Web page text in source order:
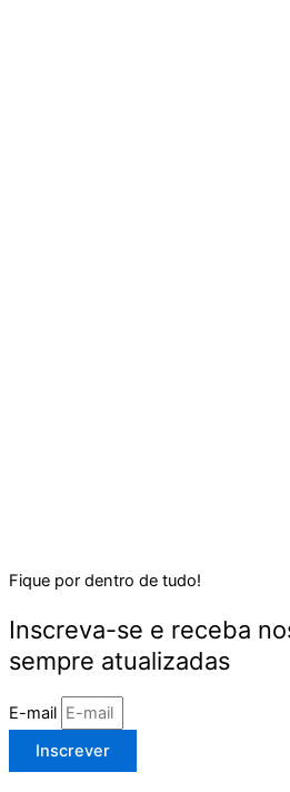
Fique por dentro de tudo!
Inscreva-se e receba
sempre atualizadas
E-mail
Inscrever